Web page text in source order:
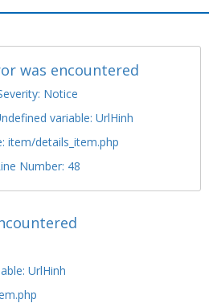
was encountered
Notice
variable: UrlHinh
item/details_item.php
Number: 48
UrlHinh